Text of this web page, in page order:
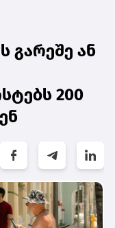
გარეშე ან
200